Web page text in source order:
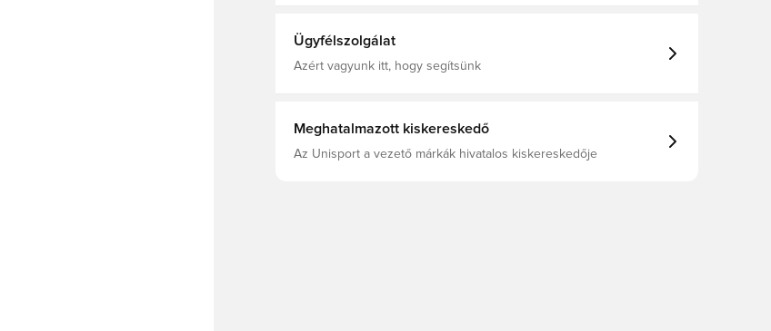
Ügyfélszolgálat
Azért vagyunk itt, hogy segítsünk
Meghatalmazott kiskereskedő
Az Unisport a vezető márkák hivatalos kiskereskedője